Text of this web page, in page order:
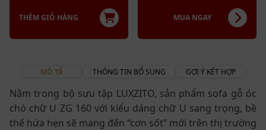
THÊM GIỎ HÀNG MUA NGAY
MÔ TẢ THÔNG TIN BỔ SUNG GỢI Ý KẾT HỢP
Nằm trong bộ sưu tập LUXZITO, sản phẩm sofa gỗ óc
chó chữ U ZG 160 với kiểu dáng chữ U sang trọng, bề
thế hứa hẹn sẽ mang đến “cơn sốt” mới trên thị trường